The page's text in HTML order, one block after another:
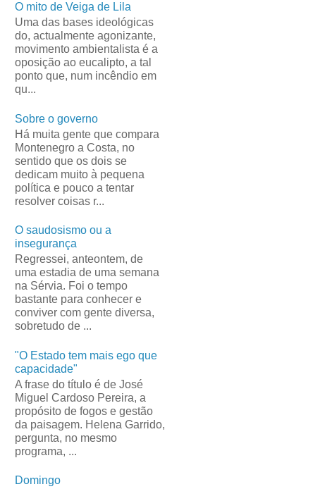
O mito de Veiga de Lila
Uma das bases ideológicas
do, actualmente agonizante,
movimento ambientalista é a
oposição ao eucalipto, a tal
ponto que, num incêndio em
qu...
Sobre o governo
Há muita gente que compara
Montenegro a Costa, no
sentido que os dois se
dedicam muito à pequena
política e pouco a tentar
resolver coisas r...
O saudosismo ou a
insegurança
Regressei, anteontem, de
uma estadia de uma semana
na Sérvia. Foi o tempo
bastante para conhecer e
conviver com gente diversa,
sobretudo de ...
"O Estado tem mais ego que
capacidade"
A frase do título é de José
Miguel Cardoso Pereira, a
propósito de fogos e gestão
da paisagem. Helena Garrido,
pergunta, no mesmo
programa, ...
Domingo